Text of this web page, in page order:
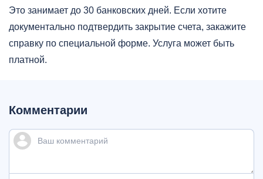
Это занимает до 30 банковских дней. Если хотите
документально подтвердить закрытие счета, закажите
справку по специальной форме. Услуга может быть
платной.
Комментарии